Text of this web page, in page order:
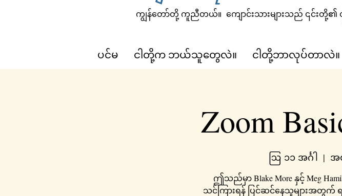
ကျွန်တော်တို့ ကူညီတယ်။ ကျောင်းသားများသည် ၎င်း
ပင်မ ငါတို့က ဘယ်သူတွေလဲ။ ငါတို့ဘာလုပ်တာလဲ။
Zoom
ဩ ၁၁ အင်္ဂါ
  |
အ
ဤသည်မှာ Blake More နှင့် Meg
သင်ကြားရန် ပြင်ဆင်နေသူများအတွ